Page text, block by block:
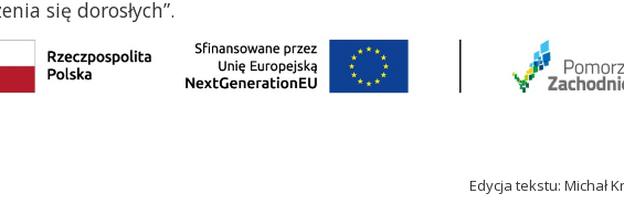
się dorosłych”.
Edycja tekstu: Michał